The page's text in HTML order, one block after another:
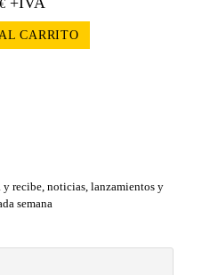
recibe, noticias, lanzamientos y
semana
CARRITO